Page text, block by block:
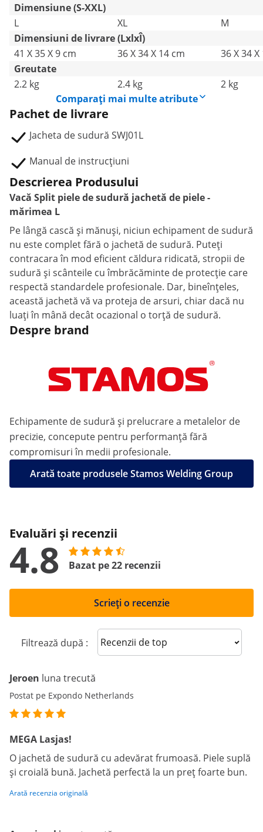
Dimensiune (S-XXL)
L
XL
M
Dimensiuni de livrare (LxlxÎ)
41 X 35 X 9 cm
36 X 34 X 14 cm
36 X 34
Greutate
2.2 kg
2.4 kg
2 kg
Comparați mai multe atribute
Pachet de livrare
Jacheta de sudură SWJ01L
Manual de instrucțiuni
Descrierea Produsului
Vacă Split piele de sudură jachetă de piele -
mărimea L
Pe lângă cască și mănuși, niciun echipament de sudură
nu este complet fără o jachetă de sudură. Puteți
contracara în mod eficient căldura ridicată, stropii de
sudură și scânteile cu îmbrăcăminte de protecție care
respectă standardele profesionale. Dar, bineînțeles,
această jachetă vă va proteja de arsuri, chiar dacă nu
luați în mână decât ocazional o torță de sudură.
Despre brand
Echipamente de sudură și prelucrare a metalelor de
precizie, concepute pentru performanță fără
compromisuri în medii profesionale.
Arată toate produsele Stamos Welding Group
Evaluări și recenzii
4.8 Bazat pe 22 recenzii
Scrieți o recenzie
Filtrează după : Sort reviews
Jeroen luna trecută
Postat pe Expondo Netherlands
MEGA Lasjas!
O jachetă de sudură cu adevărat frumoasă. Piele suplă
și croială bună. Jachetă perfectă la un preț foarte bun.
Arată recenzia originală